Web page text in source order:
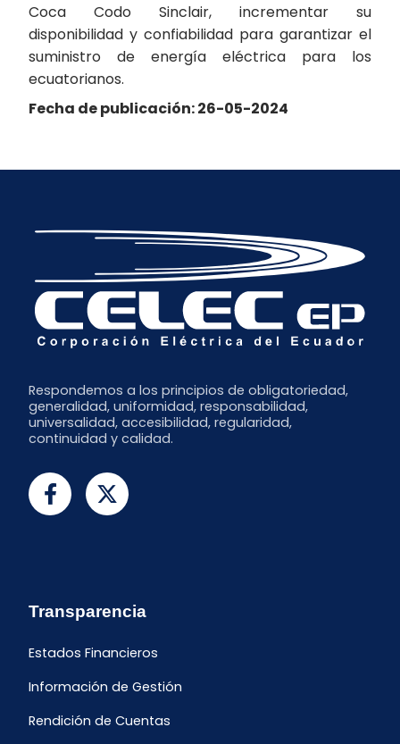
Coca Codo Sinclair, incrementar su
disponibilidad y confiabilidad para garantizar el
suministro de energía eléctrica para los
ecuatorianos.
Fecha de publicación: 26-05-2024
Respondemos a los principios de obligatoriedad,
generalidad, uniformidad, responsabilidad,
universalidad, accesibilidad, regularidad,
continuidad y calidad.
Transparencia
Estados Financieros
Información de Gestión
Rendición de Cuentas